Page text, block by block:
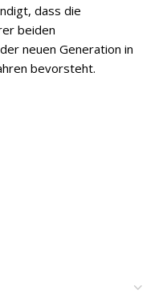
dass die
beiden
neuen Generation in
bevorsteht.